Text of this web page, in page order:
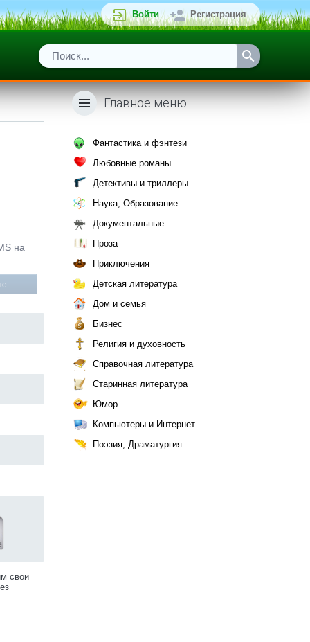
Войти Регистрация
на
свои
Главное меню
Фантастика и фэнтези
Любовные романы
Детективы и триллеры
Наука, Образование
Документальные
Проза
Приключения
Детская литература
Дом и семья
Бизнес
Религия и духовность
Справочная литература
Старинная литература
Юмор
Компьютеры и Интернет
Поэзия, Драматургия